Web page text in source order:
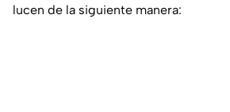
lucen de la siguiente manera: